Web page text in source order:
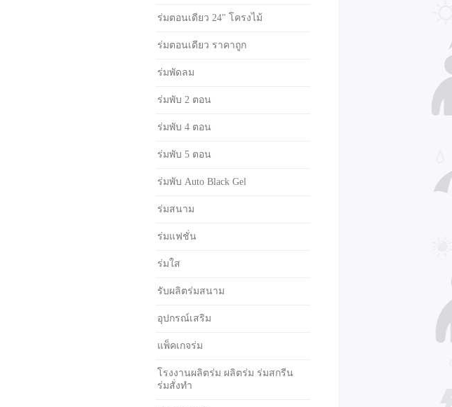
ร่มตอนเดียว 24" โครงไม้
ร่มตอนเดียว ราคาถูก
ร่มพัดลม
ร่มพับ 2 ตอน
ร่มพับ 4 ตอน
ร่มพับ 5 ตอน
ร่มพับ Auto Black Gel
ร่มสนาม
ร่มแฟชั่น
ร่มใส
รับผลิตร่มสนาม
อุปกรณ์เสริม
แพ็คเกจร่ม
โรงงานผลิตร่ม ผลิตร่ม ร่มสกรีน
ร่มสั่งทำ